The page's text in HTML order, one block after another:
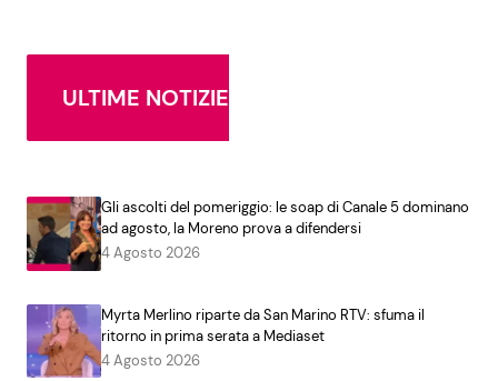
ULTIME NOTIZIE
Gli ascolti del pomeriggio: le soap di Canale 5 dominano
ad agosto, la Moreno prova a difendersi
4 Agosto 2026
Myrta Merlino riparte da San Marino RTV: sfuma il
ritorno in prima serata a Mediaset
4 Agosto 2026